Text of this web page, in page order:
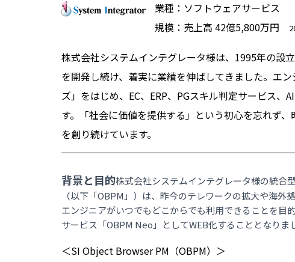
業種：ソフトウェアサービス
規模：売上高 42億5,800万円
株式会社システムインテグレータ様は、1995年の設
を開発し続け、着実に業績を伸ばしてきました。エ
ズ」をはじめ、EC、ERP、PGスキル判定サービス
す。「社会に価値を提供する」という初心を忘れず
を創り続けています。
背景と目的株式会社システムインテグレータ様の統合
（以下「OBPM」）は、昨今のテレワークの拡大や海外
エンジニアがいつでもどこからでも利用できることを目
サービス「OBPM Neo」としてWEB化することとなりま
＜SI Object Browser PM（OBPM）＞